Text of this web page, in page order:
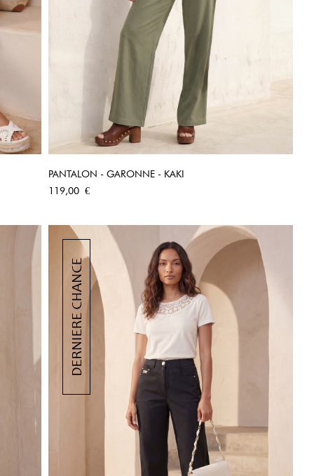
PANTALON - GARONNE - KAKI
Prix
119,00 €